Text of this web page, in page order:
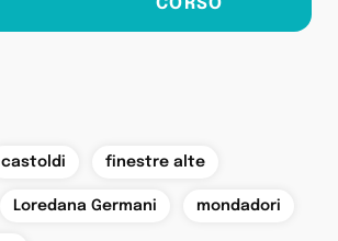
castoldi finestre alte
Loredana Germani mondadori